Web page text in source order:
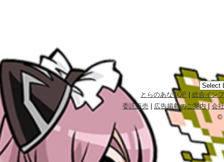
とらのあなTOP
総合イン
委託販売
広告掲載のご案内|会
©